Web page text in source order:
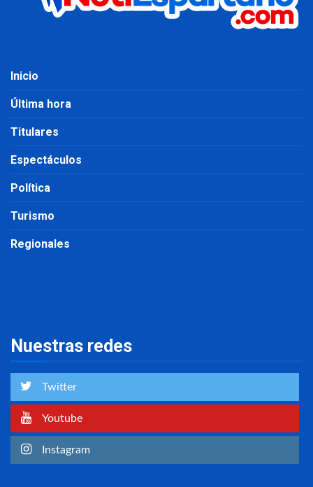
Inicio
Última hora
Titulares
Espectáculos
Política
Turismo
Regionales
Nuestras redes
Twitter
Youtube
Instagram